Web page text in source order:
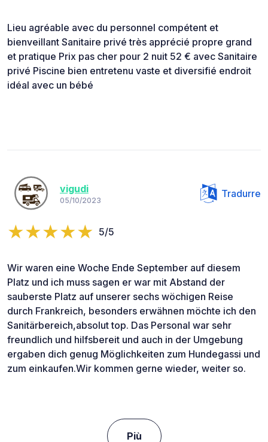
Lieu agréable avec du personnel compétent et
bienveillant Sanitaire privé très apprécié propre grand
et pratique Prix pas cher pour 2 nuit 52 € avec Sanitaire
privé Piscine bien entretenu vaste et diversifié endroit
idéal avec un bébé
vigudi
05/10/2023
Tradurre
5/5
Wir waren eine Woche Ende September auf diesem
Platz und ich muss sagen er war mit Abstand der
sauberste Platz auf unserer sechs wöchigen Reise
durch Frankreich, besonders erwähnen möchte ich den
Sanitärbereich,absolut top. Das Personal war sehr
freundlich und hilfsbereit und auch in der Umgebung
ergaben dich genug Möglichkeiten zum Hundegassi und
zum einkaufen.Wir kommen gerne wieder, weiter so.
Più